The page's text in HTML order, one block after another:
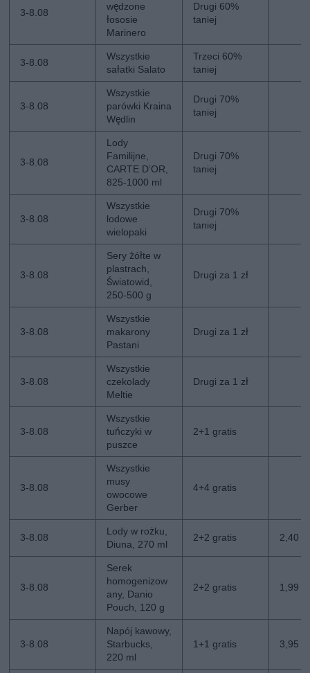
3-8.08
wędzone
łososie
Marinero
Drugi 60%
taniej
3-8.08
Wszystkie
sałatki Salato
Trzeci 60%
taniej
3-8.08
Wszystkie
parówki Kraina
Wędlin
Drugi 70%
taniej
3-8.08
Lody
Familijne,
CARTE D’OR,
825-1000 ml
Drugi 70%
taniej
3-8.08
Wszystkie
lodowe
wielopaki
Drugi 70%
taniej
3-8.08
Sery żółte w
plastrach,
Światowid,
250-500 g
Drugi za 1 zł
3-8.08
Wszystkie
makarony
Pastani
Drugi za 1 zł
3-8.08
Wszystkie
czekolady
Meltie
Drugi za 1 zł
3-8.08
Wszystkie
tuńczyki w
puszce
2+1 gratis
3-8.08
Wszystkie
musy
owocowe
Gerber
4+4 gratis
3-8.08
Lody w rożku,
Diuna, 270 ml
2+2 gratis 2,40
3-8.08
Serek
homogenizow
any, Danio
Pouch, 120 g
2+2 gratis 1,99
3-8.08
Napój kawowy,
Starbucks,
220 ml
1+1 gratis 3,95